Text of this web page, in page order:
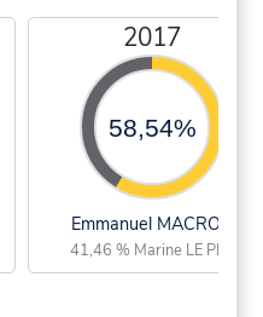
2017
58,54%
Emmanuel MACRON
41,46 % Marine LE PEN